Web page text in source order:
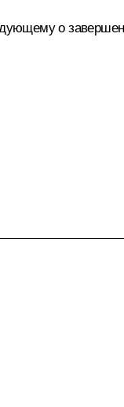
о